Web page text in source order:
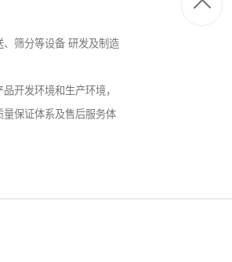
筛分等设备 研发及制造
开发环境和生产环境，
量保证体系及售后服务体